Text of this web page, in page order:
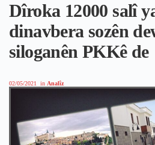
Dîroka 12000 salî
dinavbera sozên
siloganên PKKê de
02/05/2021 in Analîz